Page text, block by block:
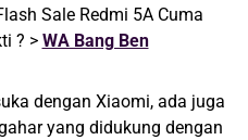
Sale Redmi 5A Cuma
? > WA Bang Ben
dengan Xiaomi, ada juga
yang didukung dengan